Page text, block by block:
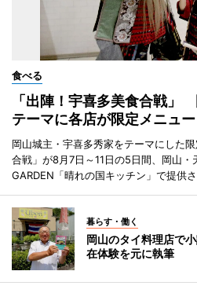
食べる
「出陣！宇喜多美食合戦」
テーマに各店が限定メニュー
岡山城主・宇喜多秀家をテーマにした
合戦」が8月7日～11日の5日間、岡山・
GARDEN「晴れの国キッチン」で提供さ
暮らす・働く
岡山のタイ料理店で
在体験を元に執筆